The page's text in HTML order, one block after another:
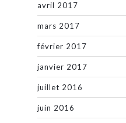
avril 2017
mars 2017
février 2017
janvier 2017
juillet 2016
juin 2016